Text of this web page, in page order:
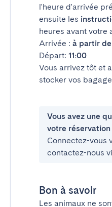
l'heure d'arrivée
ensuite les
heures avant votre
Arrivée : à partir
Départ: 11:00
Vous arrivez tôt et
stocker vos
Vous avez une
votre réservation
Connectez-vous
contactez-nous
Bon à savoir
Les animaux ne